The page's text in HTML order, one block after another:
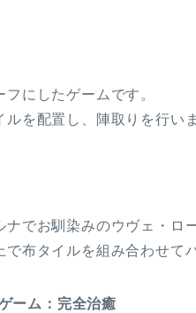
にしたゲームです。
を配置し、陣取りを行いま
でお馴染みのウヴェ・ロ
で布タイルを組み合わせて
ーム：完全治癒